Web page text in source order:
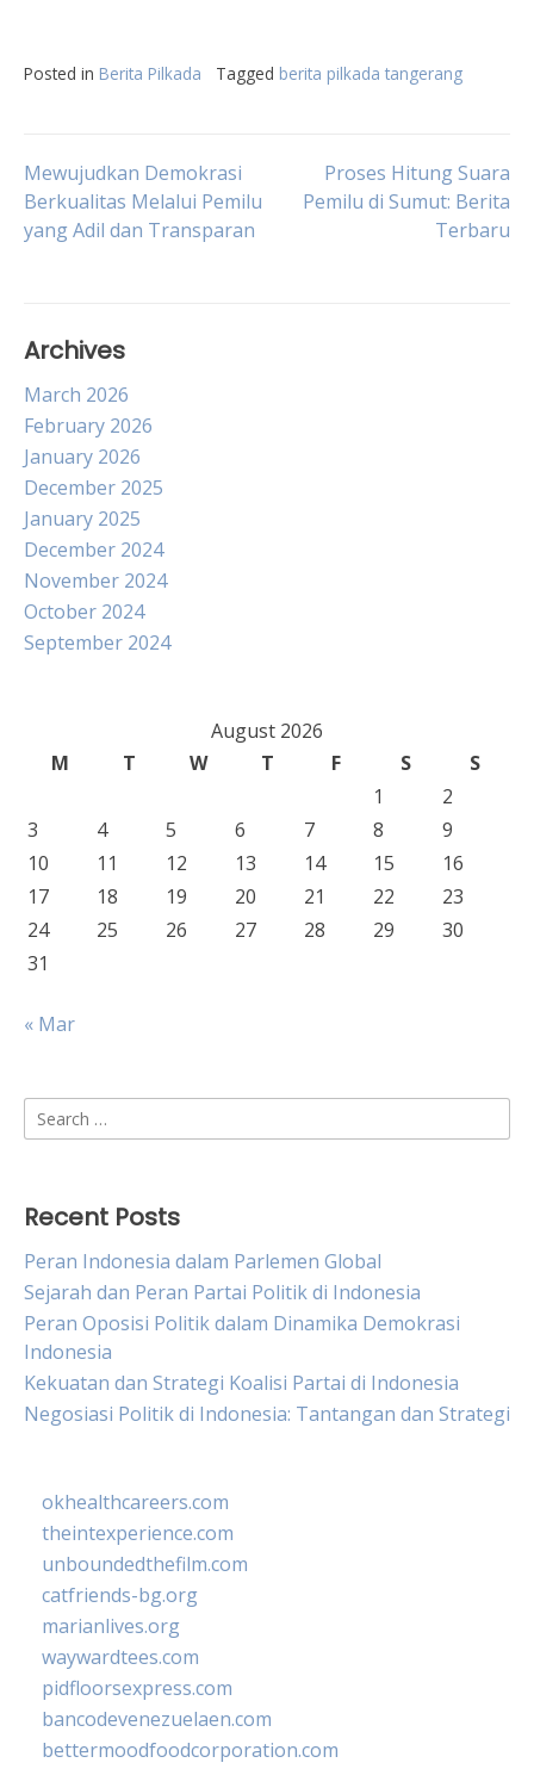
Posted in Berita Pilkada Tagged berita pilkada tangerang
Post
navigation
Mewujudkan Demokrasi
Berkualitas Melalui Pemilu
yang Adil dan Transparan
Proses Hitung Suara
Pemilu di Sumut: Berita
Terbaru
Archives
March 2026
February 2026
January 2026
December 2025
January 2025
December 2024
November 2024
October 2024
September 2024
August 2026
M
T W T F S
S
1
2
3
4 5 6 7 8
9
10
11 12 13 14 15
16
17
18 19 20 21 22
23
24
25 26 27 28 29
30
31
« Mar
Search
for:
Recent Posts
Peran Indonesia dalam Parlemen Global
Sejarah dan Peran Partai Politik di Indonesia
Peran Oposisi Politik dalam Dinamika Demokrasi
Indonesia
Kekuatan dan Strategi Koalisi Partai di Indonesia
Negosiasi Politik di Indonesia: Tantangan dan Strategi
okhealthcareers.com
theintexperience.com
unboundedthefilm.com
catfriends-bg.org
marianlives.org
waywardtees.com
pidfloorsexpress.com
bancodevenezuelaen.com
bettermoodfoodcorporation.com